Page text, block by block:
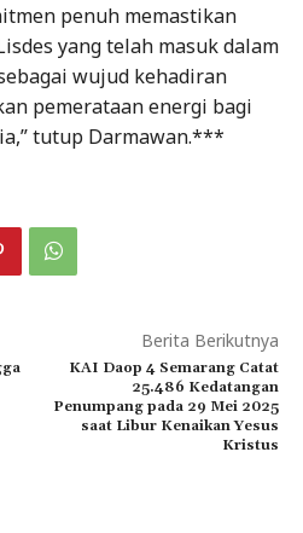
penuh memastikan
yang telah masuk dalam
wujud kehadiran
pemerataan energi bagi
tutup Darmawan.***
Berita Berikutnya
KAI Daop 4 Semarang Catat
25.486 Kedatangan
Penumpang pada 29 Mei 2025
saat Libur Kenaikan Yesus
Kristus